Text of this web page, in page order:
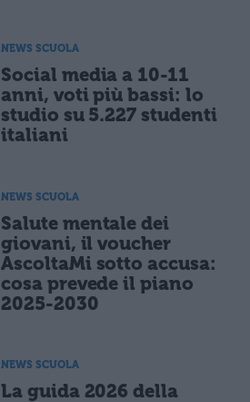
NEWS SCUOLA
Social media a 10-11
anni, voti più bassi: lo
studio su 5.227 studenti
italiani
NEWS SCUOLA
Salute mentale dei
giovani, il voucher
AscoltaMi sotto accusa:
cosa prevede il piano
2025-2030
NEWS SCUOLA
La guida 2026 della